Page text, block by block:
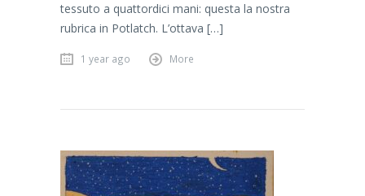
tessuto a quattordici mani: questa la nostra
rubrica in Potlatch. L’ottava […]
1 year ago More